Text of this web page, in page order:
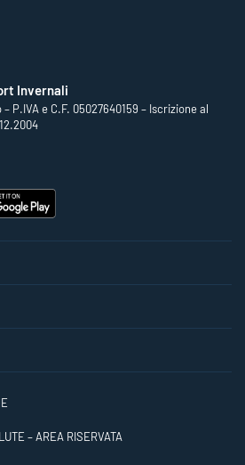
Invernali
P.IVA e C.F. 05027640159 – Iscrizione al
– AREA RISERVATA